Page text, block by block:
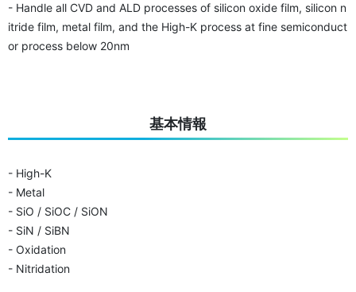
- Handle all CVD and ALD processes of silicon oxide film, silicon n
itride film, metal film, and the High-K process at fine semiconduct
or process below 20nm
基本情報
- High-K
- Metal
- SiO / SiOC / SiON
- SiN / SiBN
- Oxidation
- Nitridation